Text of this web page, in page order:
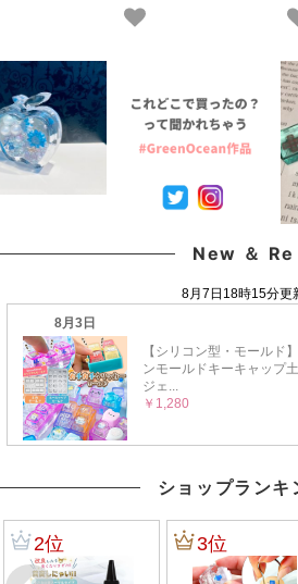
GreenOceanオリジナ
カラフル キラキラ
New ＆ Re
ショップランキ